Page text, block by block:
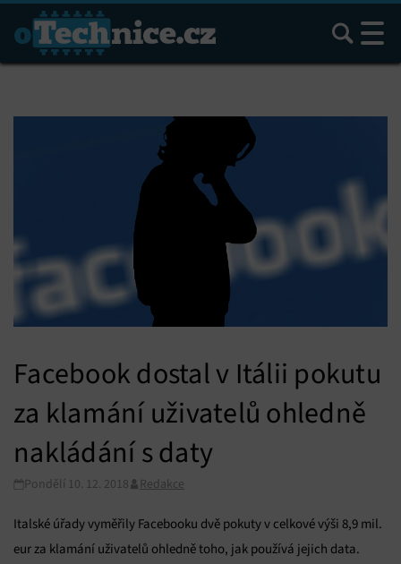
Hledat
Facebook dostal v Itálii pokutu
za klamání uživatelů ohledně
nakládání s daty
Pondělí 10. 12. 2018 Redakce
Italské úřady vyměřily Facebooku dvě pokuty v celkové výši 8,9 mil.
eur za klamání uživatelů ohledně toho, jak používá jejich data.